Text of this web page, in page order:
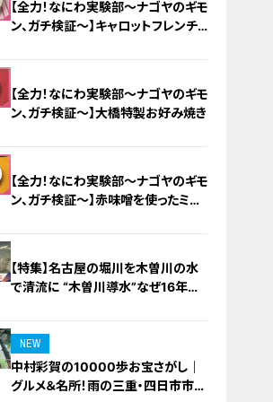
【全力！なにわ実験部～ナゴヤのギモ
ン、ガチ検証～】キャロットフレンチ
【全力！なにわ実験部～ナゴヤのギモ
ン、ガチ検証～】大橋特製お好み焼き
【全力！なにわ実験部～ナゴヤのギモ
ン、ガチ検証～】赤味噌を使ったミル
【特集】名古屋の堀川を木曽川の水
で清流に “木曽川導水”なぜ16年ぶ
NEW
中村彩賀の10000歩お宝さがし｜
グルメ＆名所！雨の三重・四日市市で